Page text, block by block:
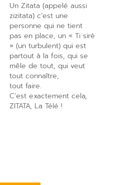
Un Zitata (appelé aussi
zizitata) c’est une
personne qui ne tient
pas en place, un « Ti sirè
» (un turbulent) qui est
partout à la fois, qui se
mêle de tout, qui veut
tout connaître,
tout faire.
C’est exactement cela,
ZITATA, La Télé !